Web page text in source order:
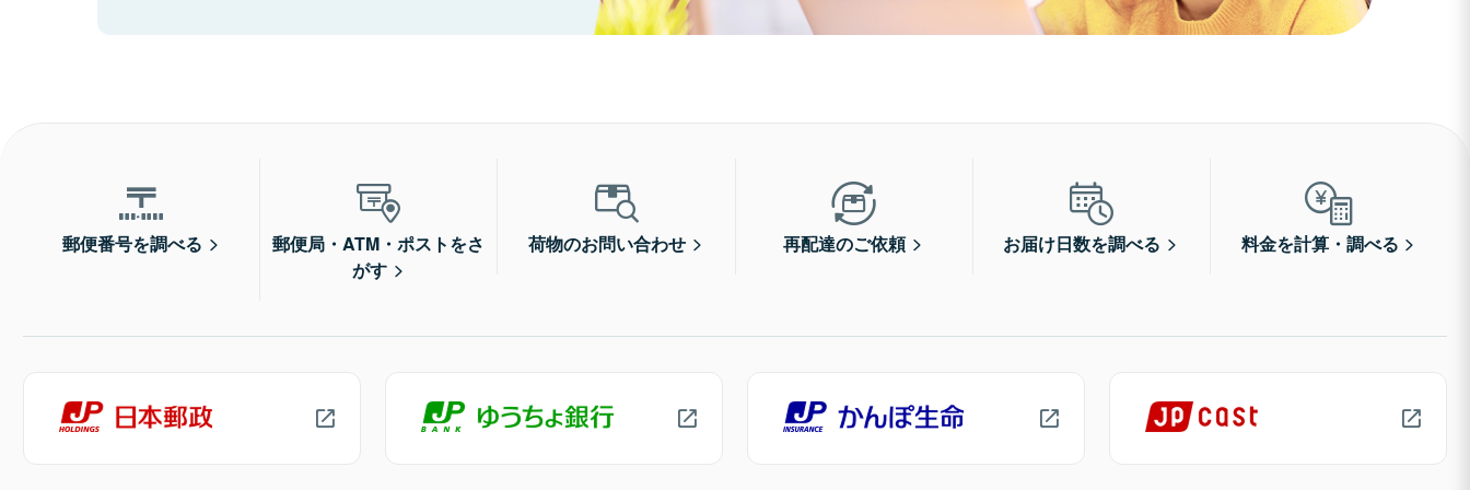
郵便番号を調べる
郵便局・ATM・ポストをさ
がす
荷物のお問い合わせ 再配達のご依頼 お届け日数を調べる 料金を計算・調べる